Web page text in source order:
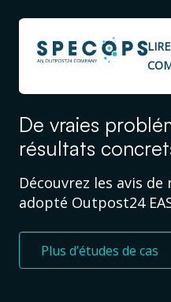
De vraies
résultats
Découvrez les avis
adopté Outpost24
Plus d’études de cas